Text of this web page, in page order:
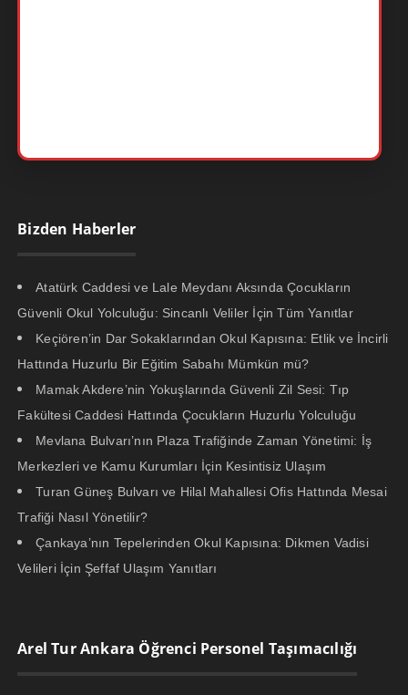
Bizden Haberler
Atatürk Caddesi ve Lale Meydanı Aksında Çocukların
Güvenli Okul Yolculuğu: Sincanlı Veliler İçin Tüm Yanıtlar
Keçiören’in Dar Sokaklarından Okul Kapısına: Etlik ve İncirli
Hattında Huzurlu Bir Eğitim Sabahı Mümkün mü?
Mamak Akdere’nin Yokuşlarında Güvenli Zil Sesi: Tıp
Fakültesi Caddesi Hattında Çocukların Huzurlu Yolculuğu
Mevlana Bulvarı’nın Plaza Trafiğinde Zaman Yönetimi: İş
Merkezleri ve Kamu Kurumları İçin Kesintisiz Ulaşım
Turan Güneş Bulvarı ve Hilal Mahallesi Ofis Hattında Mesai
Trafiği Nasıl Yönetilir?
Çankaya’nın Tepelerinden Okul Kapısına: Dikmen Vadisi
Velileri İçin Şeffaf Ulaşım Yanıtları
Arel Tur Ankara Öğrenci Personel Taşımacılığı